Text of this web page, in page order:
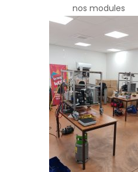
nos modules